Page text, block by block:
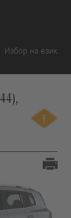
Избор на език